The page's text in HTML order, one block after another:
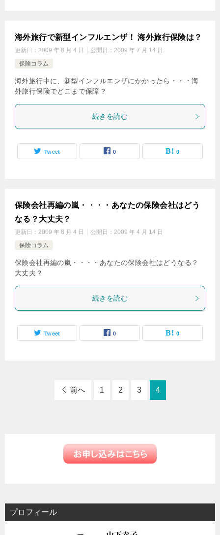
海外旅行で新型インフルエンザ！ 海外旅行保険は？
更新日： 2009 年 8 月 4 日 公開日： 2009 年 7 月 14 日
保険コラム
海外旅行中に、新型インフルエンザにかかったら・・・海
外旅行保険でどこまで保障？
続きを読む
Tweet 0 0
保険会社再編の嵐・・・・あなたの保険会社はどう
なる？大丈夫？
更新日： 2009 年 8 月 4 日 公開日： 2009 年 4 月 14 日
保険コラム
保険会社再編の嵐・・・・あなたの保険会社はどうなる？
大丈夫？
続きを読む
Tweet 0 0
前へ 1 2 3 4
プロフィール